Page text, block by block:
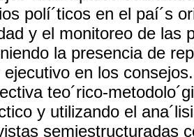
polí´ticos en el paí´s
y el monitoreo de las
la presencia de
ejecutivo en los
teo´rico-
y utilizando el
semiestructuradas